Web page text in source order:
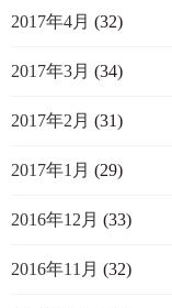
2017年4月 (32)
2017年3月 (34)
2017年2月 (31)
2017年1月 (29)
2016年12月 (33)
2016年11月 (32)